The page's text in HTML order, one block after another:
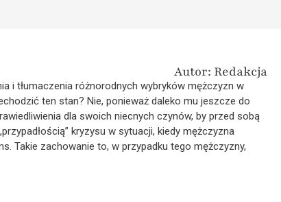
Autor: Redakcja
i tłumaczenia różnorodnych wybryków mężczyzn w
ten stan? Nie, ponieważ daleko mu jeszcze do
dla swoich niecnych czynów, by przed sobą
kryzysu w sytuacji, kiedy mężczyzna
Takie zachowanie to, w przypadku tego mężczyzny,